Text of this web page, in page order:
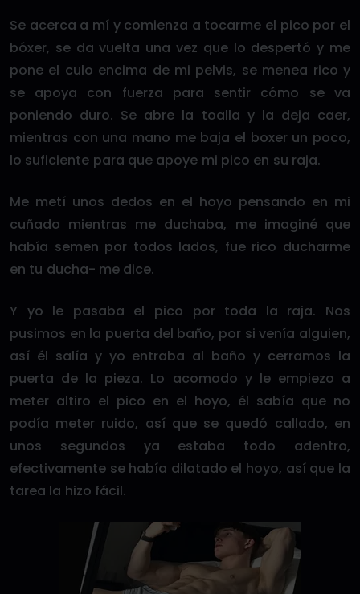
Se acerca a mí y comienza a tocarme el pico por el
bóxer, se da vuelta una vez que lo despertó y me
pone el culo encima de mi pelvis, se menea rico y
se apoya con fuerza para sentir cómo se va
poniendo duro. Se abre la toalla y la deja caer,
mientras con una mano me baja el boxer un poco,
lo suficiente para que apoye mi pico en su raja.
Me metí unos dedos en el hoyo pensando en mi
cuñado mientras me duchaba, me imaginé que
había semen por todos lados, fue rico ducharme
en tu ducha- me dice.
Y yo le pasaba el pico por toda la raja. Nos
pusimos en la puerta del baño, por si venía alguien,
así él salía y yo entraba al baño y cerramos la
puerta de la pieza. Lo acomodo y le empiezo a
meter altiro el pico en el hoyo, él sabía que no
podía meter ruido, así que se quedó callado, en
unos segundos ya estaba todo adentro,
efectivamente se había dilatado el hoyo, así que la
tarea la hizo fácil.